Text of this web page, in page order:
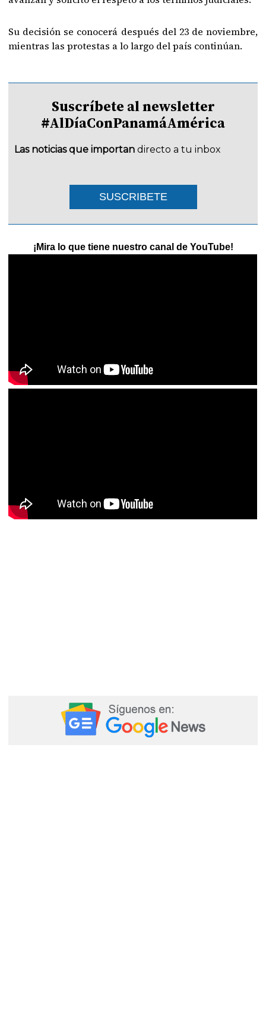
Su decisión se conocerá después del 23 de noviembre,
mientras las protestas a lo largo del país continúan.
Suscríbete al newsletter
#AlDíaConPanamáAmérica
Las noticias que importan directo a tu inbox
SUSCRIBETE
¡Mira lo que tiene nuestro canal de YouTube!